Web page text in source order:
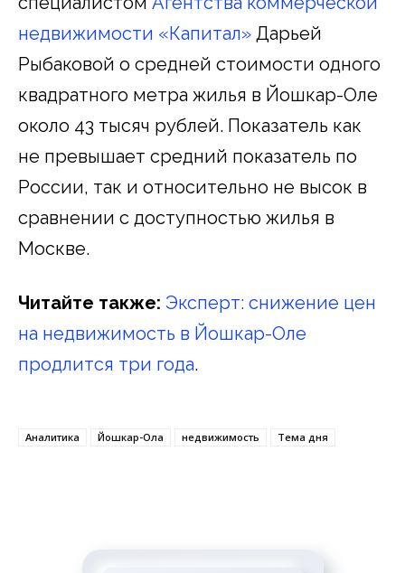
недвижимости «Капитал» Дарьей
Рыбаковой о средней стоимости одного
квадратного метра жилья в Йошкар-Оле
около 43 тысяч рублей. Показатель как
не превышает средний показатель по
России, так и относительно не высок в
сравнении с доступностью жилья в
Москве.
Читайте также: Эксперт: снижение цен
на недвижимость в Йошкар-Оле
продлится три года.
Аналитика Йошкар-Ола недвижимость Тема дня